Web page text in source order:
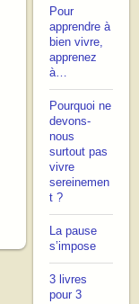
Pour
apprendre à
bien vivre,
apprenez
à…
Pourquoi ne
devons-
nous
surtout pas
vivre
sereinemen
t ?
La pause
s’impose
3 livres
pour 3